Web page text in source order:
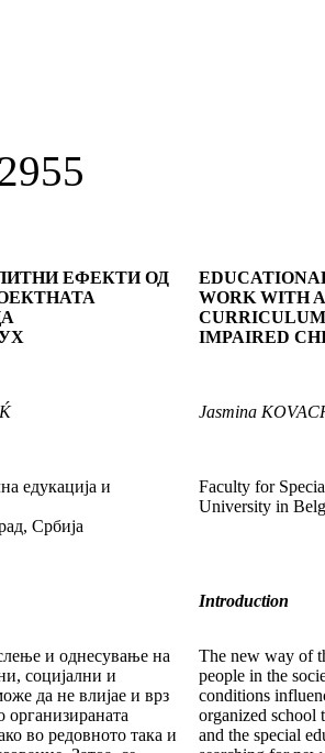
ЕФЕКТИ ОД
едукација и
Србија
WORK WITH
IMPAIRED
Jasmina KOVAC
Faculty for
University in
Introduction
и однесување на
социјални и
да не влијае и врз
организираната
во редовното така и
The new way of
people in the
conditions
organized school
and the special